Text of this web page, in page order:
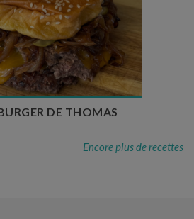
préparation : 20 min
de cuisson : 5 à 10 min
de couverts : 4
DE THOMAS
Encore plus de recettes